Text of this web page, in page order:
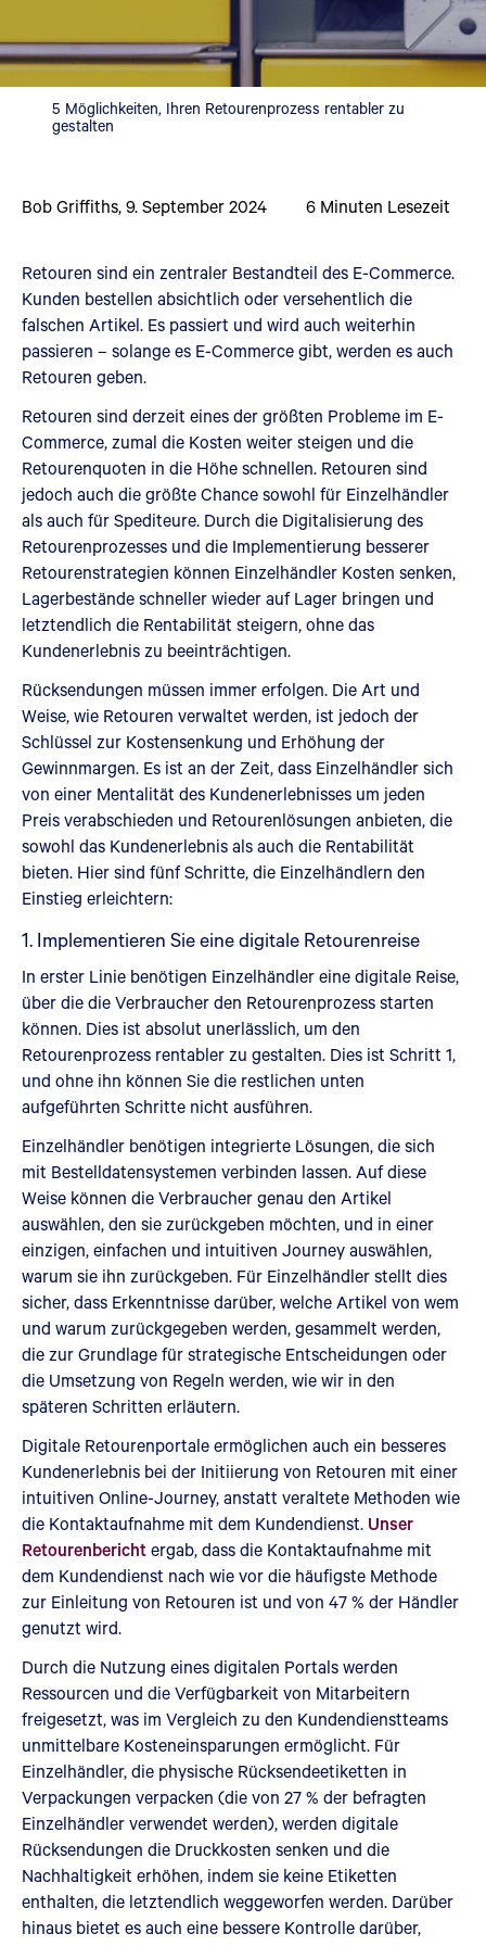
5 Möglichkeiten, Ihren Retourenprozess rentabler zu
gestalten
Bob Griffiths,9. September 2024 6 Minuten Lesezeit
Retouren sind ein zentraler Bestandteil des E-Commerce.
Kunden bestellen absichtlich oder versehentlich die
falschen Artikel. Es passiert und wird auch weiterhin
passieren – solange es E-Commerce gibt, werden es auch
Retouren geben.
Retouren sind derzeit eines der größten Probleme im E-
Commerce, zumal die Kosten weiter steigen und die
Retourenquoten in die Höhe schnellen. Retouren sind
jedoch auch die größte Chance sowohl für Einzelhändler
als auch für Spediteure. Durch die Digitalisierung des
Retourenprozesses und die Implementierung besserer
Retourenstrategien können Einzelhändler Kosten senken,
Lagerbestände schneller wieder auf Lager bringen und
letztendlich die Rentabilität steigern, ohne das
Kundenerlebnis zu beeinträchtigen.
Rücksendungen müssen immer erfolgen. Die Art und
Weise, wie Retouren verwaltet werden, ist jedoch der
Schlüssel zur Kostensenkung und Erhöhung der
Gewinnmargen. Es ist an der Zeit, dass Einzelhändler sich
von einer Mentalität des Kundenerlebnisses um jeden
Preis verabschieden und Retourenlösungen anbieten, die
sowohl das Kundenerlebnis als auch die Rentabilität
bieten. Hier sind fünf Schritte, die Einzelhändlern den
Einstieg erleichtern:
1. Implementieren Sie eine digitale Retourenreise
In erster Linie benötigen Einzelhändler eine digitale Reise,
über die die Verbraucher den Retourenprozess starten
können. Dies ist absolut unerlässlich, um den
Retourenprozess rentabler zu gestalten. Dies ist Schritt 1,
und ohne ihn können Sie die restlichen unten
aufgeführten Schritte nicht ausführen.
Einzelhändler benötigen integrierte Lösungen, die sich
mit Bestelldatensystemen verbinden lassen. Auf diese
Weise können die Verbraucher genau den Artikel
auswählen, den sie zurückgeben möchten, und in einer
einzigen, einfachen und intuitiven Journey auswählen,
warum sie ihn zurückgeben. Für Einzelhändler stellt dies
sicher, dass Erkenntnisse darüber, welche Artikel von wem
und warum zurückgegeben werden, gesammelt werden,
die zur Grundlage für strategische Entscheidungen oder
die Umsetzung von Regeln werden, wie wir in den
späteren Schritten erläutern.
Digitale Retourenportale ermöglichen auch ein besseres
Kundenerlebnis bei der Initiierung von Retouren mit einer
intuitiven Online-Journey, anstatt veraltete Methoden wie
die Kontaktaufnahme mit dem Kundendienst. Unser
Retourenberichtergab, dass die Kontaktaufnahme mit
dem Kundendienst nach wie vor die häufigste Methode
zur Einleitung von Retouren ist und von 47 % der Händler
genutzt wird.
Durch die Nutzung eines digitalen Portals werden
Ressourcen und die Verfügbarkeit von Mitarbeitern
freigesetzt, was im Vergleich zu den Kundendienstteams
unmittelbare Kosteneinsparungen ermöglicht. Für
Einzelhändler, die physische Rücksendeetiketten in
Verpackungen verpacken (die von 27 % der befragten
Einzelhändler verwendet werden), werden digitale
Rücksendungen die Druckkosten senken und die
Nachhaltigkeit erhöhen, indem sie keine Etiketten
enthalten, die letztendlich weggeworfen werden. Darüber
hinaus bietet es auch eine bessere Kontrolle darüber,